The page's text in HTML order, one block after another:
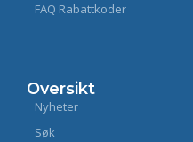
FAQ Rabattkoder
Oversikt
Nyheter
Søk